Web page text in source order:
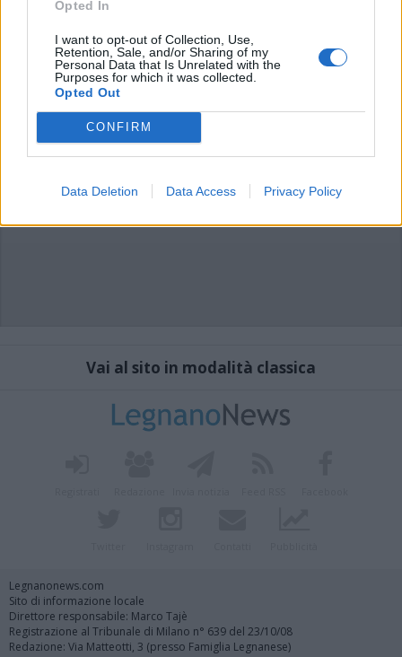
Opted In
I want to opt-out of Collection, Use,
Retention, Sale, and/or Sharing of my
Personal Data that Is Unrelated with the
Purposes for which it was collected.
Opted Out
CONFIRM
Data Deletion Data Access Privacy Policy
possono essere automaticamente pubblicati senza filtro preventivo. I commenti
che includano uno o più link a siti esterni verranno rimossi in automatico dal
Vai al sito in modalità classica
Legnanonews.com
Sito di informazione locale
Direttore responsabile: Marco Tajè
Registrazione al Tribunale di Milano n° 639 del 23/10/08
Redazione: Via Matteotti, 3 (presso Famiglia Legnanese)